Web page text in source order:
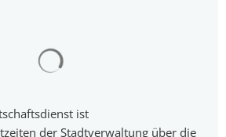
ist
der Stadtverwaltung über die